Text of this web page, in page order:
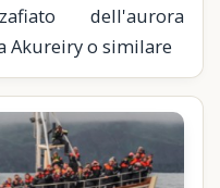
dell'aurora
Akureiry o similare